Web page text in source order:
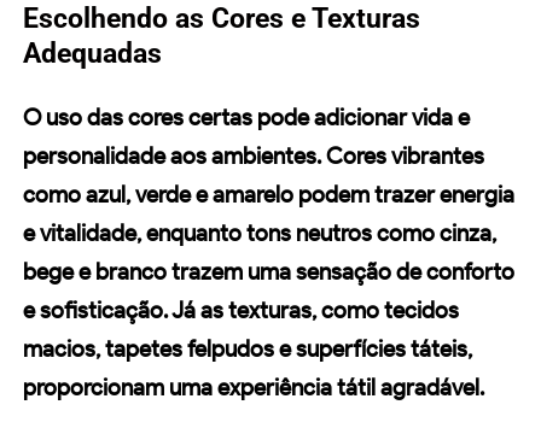
Escolhendo as Cores e Texturas
Adequadas
O uso dascorescertas pode adicionar vida e
personalidade aos ambientes. Cores vibrantes
como azul, verde e amarelo podem trazer energia
e vitalidade, enquanto tons neutros como cinza,
bege e branco trazem uma sensação de conforto
e sofisticação. Já astexturas, como tecidos
macios, tapetes felpudos e superfícies táteis,
proporcionam uma experiência tátil agradável.